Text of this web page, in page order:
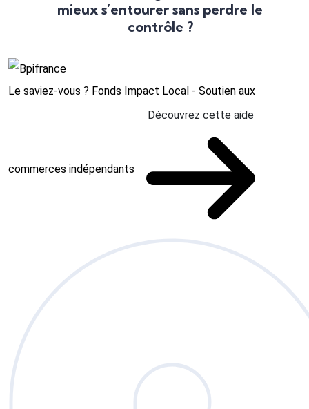
mieux s’entourer sans perdre le
contrôle ?
Le saviez-vous ? Fonds Impact Local - Soutien aux
commerces indépendants
Découvrez cette aide